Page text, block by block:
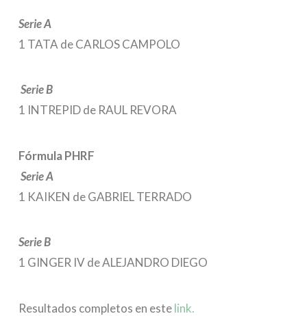
Serie A
1 TATA de CARLOS CAMPOLO
Serie B
1 INTREPID de RAUL REVORA
Fórmula PHRF
Serie A
1 KAIKEN de GABRIEL TERRADO
Serie B
1 GINGER IV de ALEJANDRO DIEGO
Resultados completos en estelink.